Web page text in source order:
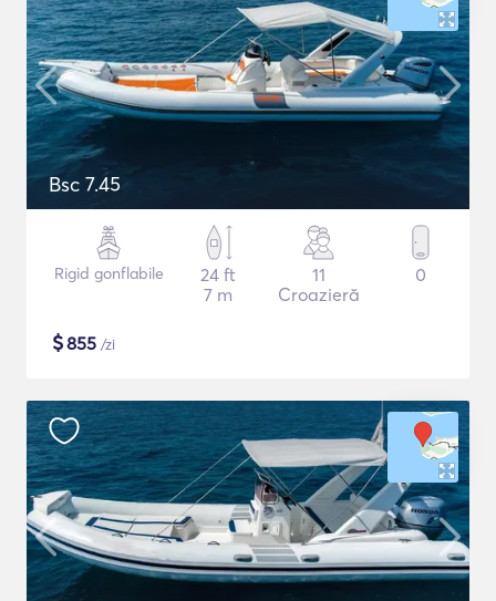
Bsc 7.45
Rigid gonflabile
24 ft
7 m
11
Croazieră
0
$855 /zi